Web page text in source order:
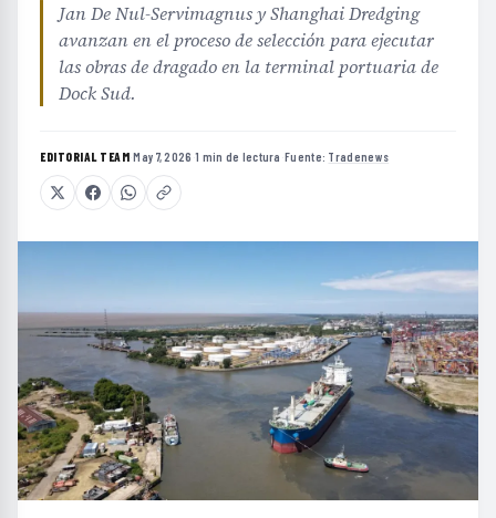
Jan De Nul-Servimagnus y Shanghai Dredging
avanzan en el proceso de selección para ejecutar
las obras de dragado en la terminal portuaria de
Dock Sud.
EDITORIAL TEAM·May 7, 2026 ·1 min de lectura ·Fuente: Tradenews